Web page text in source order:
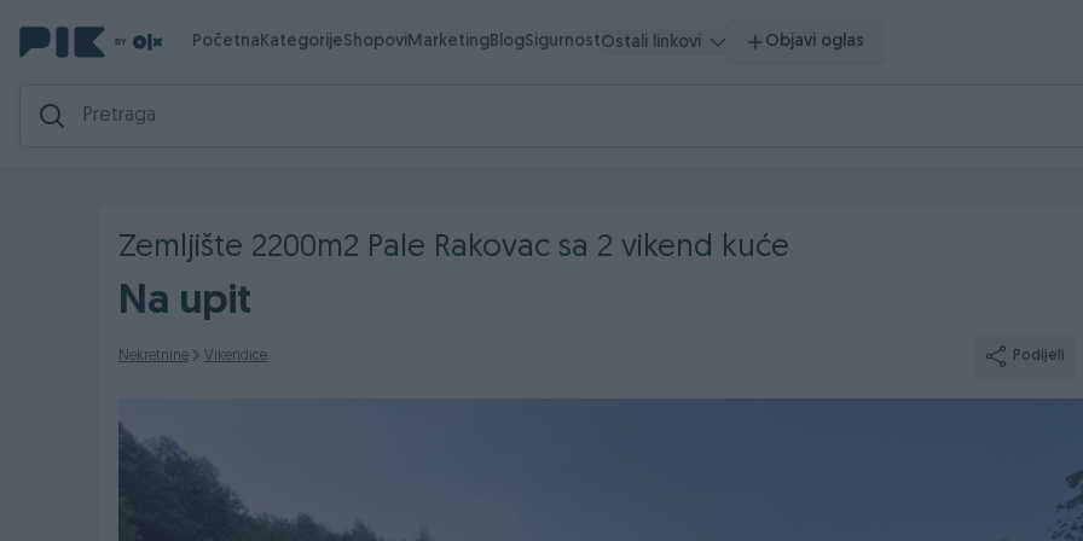
PočetnaKategorijeShopoviMarketingBlogSigurnostOstali linkovi Objavi oglas
Zemljište 2200m2 Pale Rakovac sa 2 vikend kuće
Na upit
Nekretnine Vikendice Podijeli